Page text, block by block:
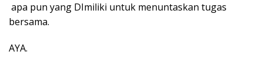
apa pun yang DImiliki untuk menuntaskan tugas
bersama.
AYA.